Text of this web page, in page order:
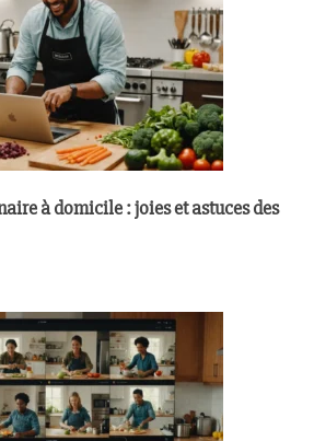
à domicile : joies et astuces des